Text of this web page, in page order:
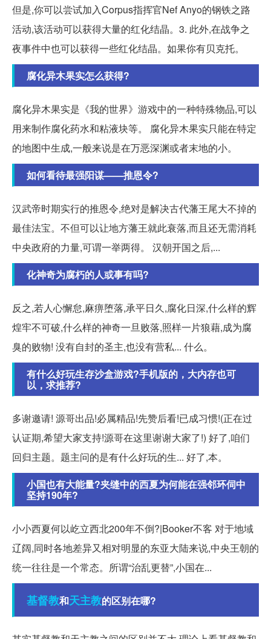
但是,你可以尝试加入Corpus指挥官Nef Anyo的钢铁之路
活动,该活动可以获得大量的红化结晶。3. 此外,在战争之
夜事件中也可以获得一些红化结晶。如果你有贝克托。
腐化异木果实怎么获得?
腐化异木果实是《我的世界》游戏中的一种特殊物品,可以
用来制作腐化药水和粘液块等。 腐化异木果实只能在特定
的地图中生成,一般来说是在万恶深渊或者末地的小。
如何看待最强阳谋——推恩令?
汉武帝时期实行的推恩令,绝对是解决古代藩王尾大不掉的
最佳法宝。不但可以让地方藩王就此衰落,而且还无需消耗
中央政府的力量,可谓一举两得。 汉朝开国之后,...
化神奇为腐朽的人或事有吗?
反之,若人心懈怠,麻痹堕落,承平日久,腐化日深,什么样的辉
煌牢不可破,什么样的神奇一旦败落,照样一片狼藉,成为腐
臭的败物! 没有自封的圣主,也没有营私... 什么。
有什么好玩生存沙盒游戏?手机版的，大内存也可
以，求推荐?
多谢邀请! 源哥出品!必属精品!先赞后看!已成习惯!(正在过
认证期,希望大家支持!源哥在这里谢谢大家了!) 好了,咱们
回归主题。题主问的是有什么好玩的生... 好了,本。
小国也有大能量?夹缝中的西夏为何能在强邻环伺中
坚持190年?
小小西夏何以屹立西北200年不倒?|Booker不客 对于地域
辽阔,同时各地差异又相对明显的东亚大陆来说,中央王朝的
统一往往是一个常态。所谓“治乱更替”,小国在...
基督教和天主教的区别在哪?